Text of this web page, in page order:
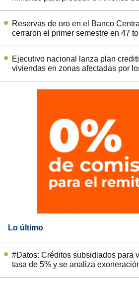
Reservas de oro en el Banco
cerraron el primer semestre en 47
Ejecutivo nacional lanza plan
viviendas en zonas afectadas por
Lo último
#Datos: Créditos subsidiados para
tasa de 5% y se analiza